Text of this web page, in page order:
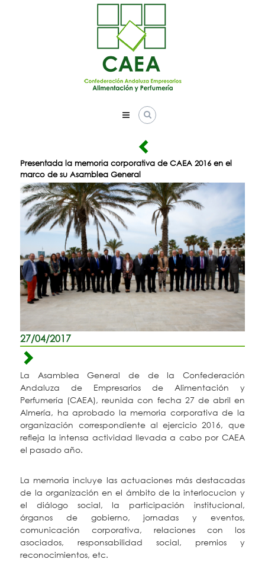
Presentada la memoria corporativa de CAEA 2016 en el
marco de su Asamblea General
27/04/2017
La Asamblea General de de la Confederación
Andaluza de Empresarios de Alimentación y
Perfumería (CAEA), reunida con fecha 27 de abril en
Almería, ha aprobado la memoria corporativa de la
organización correspondiente al ejercicio 2016, que
refleja la intensa actividad llevada a cabo por CAEA
el pasado año.
La memoria incluye las actuaciones más destacadas
de la organización en el ámbito de la interlocucion y
el diálogo social, la participación institucional,
órganos de gobierno, jornadas y eventos,
comunicación corporativa, relaciones con los
asociados, responsabilidad social, premios y
reconocimientos, etc.